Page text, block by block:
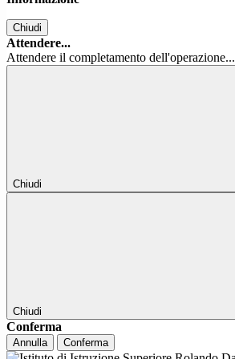
Chiudi
Attendere...
Attendere il completamento dell'operazione...
Chiudi
Chiudi
Conferma
Annulla Conferma